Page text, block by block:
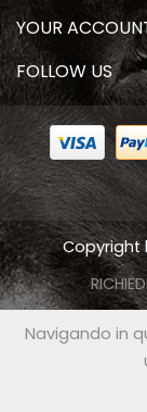
YOUR
FOLLOW US
Copyright
Navigando in